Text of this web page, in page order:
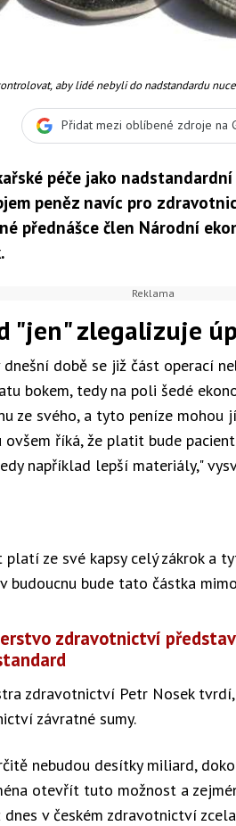
aby lidé nebyli do nadstandardu
Přidat mezi oblíbené zdroje na
péče jako
peněz navíc pro
přednášce člen Národní
"jen" zlegalizuje
době se již část operací
bokem, tedy na poli šedé
ze svého, a tyto peníze mohou
říká, že platit bude
například lepší materiály,"
platí ze své kapsy celý zákrok a
budoucnu bude tato částka
zdravotnictví
zdravotnictví Petr Nosek
závratné sumy.
nebudou desítky miliard,
otevřít tuto možnost a
v českém zdravotnictví